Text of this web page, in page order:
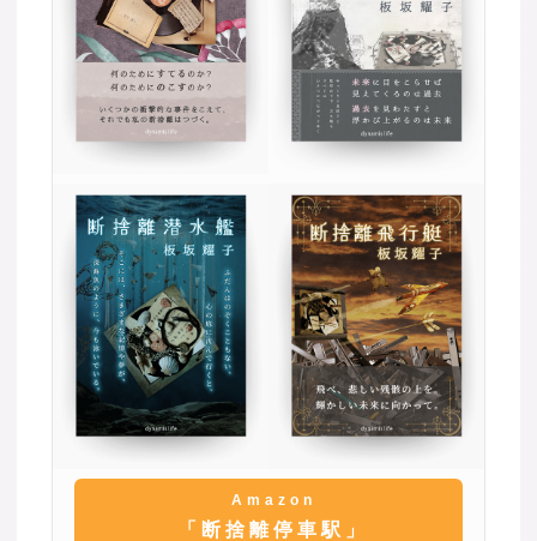
Amazon
「断捨離停車駅」